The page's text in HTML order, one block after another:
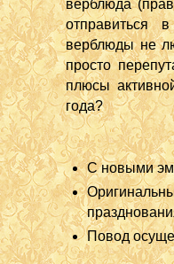
верблюда
отправиться
верблюды не
просто
плюсы
года?
С новыми
Повод